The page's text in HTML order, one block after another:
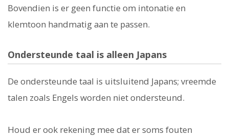
Bovendien is er geen functie om intonatie en
klemtoon handmatig aan te passen.
Ondersteunde taal is alleen Japans
De ondersteunde taal is uitsluitend Japans; vreemde
talen zoals Engels worden niet ondersteund.
Houd er ook rekening mee dat er soms fouten